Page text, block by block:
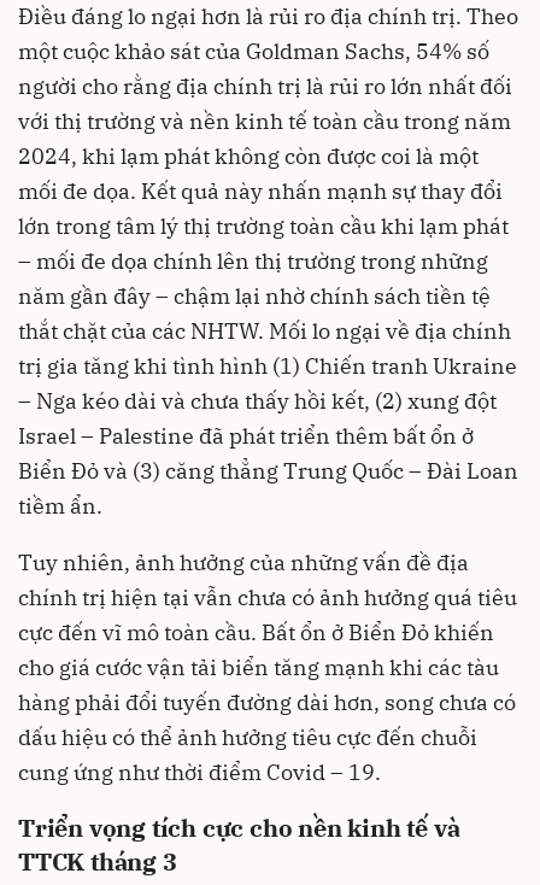
Điều đáng lo ngại hơn là rủi ro địa chính trị. Theo
một cuộc khảo sát của Goldman Sachs, 54% số
người cho rằng địa chính trị là rủi ro lớn nhất đối
với thị trường và nền kinh tế toàn cầu trong năm
2024, khi lạm phát không còn được coi là một
mối đe dọa. Kết quả này nhấn mạnh sự thay đổi
lớn trong tâm lý thị trường toàn cầu khi lạm phát
– mối đe dọa chính lên thị trường trong những
năm gần đây – chậm lại nhờ chính sách tiền tệ
thắt chặt của các NHTW. Mối lo ngại về địa chính
trị gia tăng khi tình hình (1) Chiến tranh Ukraine
– Nga kéo dài và chưa thấy hồi kết, (2) xung đột
Israel – Palestine đã phát triển thêm bất ổn ở
Biển Đỏ và (3) căng thẳng Trung Quốc – Đài Loan
tiềm ẩn.
Tuy nhiên, ảnh hưởng của những vấn đề địa
chính trị hiện tại vẫn chưa có ảnh hưởng quá tiêu
cực đến vĩ mô toàn cầu. Bất ổn ở Biển Đỏ khiến
cho giá cước vận tải biển tăng mạnh khi các tàu
hàng phải đổi tuyến đường dài hơn, song chưa có
dấu hiệu có thể ảnh hưởng tiêu cực đến chuỗi
cung ứng như thời điểm Covid – 19.
Triển vọng tích cực cho nền kinh tế và
TTCK tháng 3